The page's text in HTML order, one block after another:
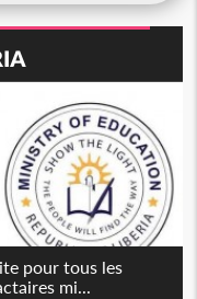
pour tous les
mi...